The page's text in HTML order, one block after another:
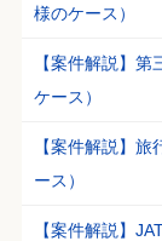
様のケース）
【案件解説】
ケース）
【案件解説】
ース）
【案件解説】